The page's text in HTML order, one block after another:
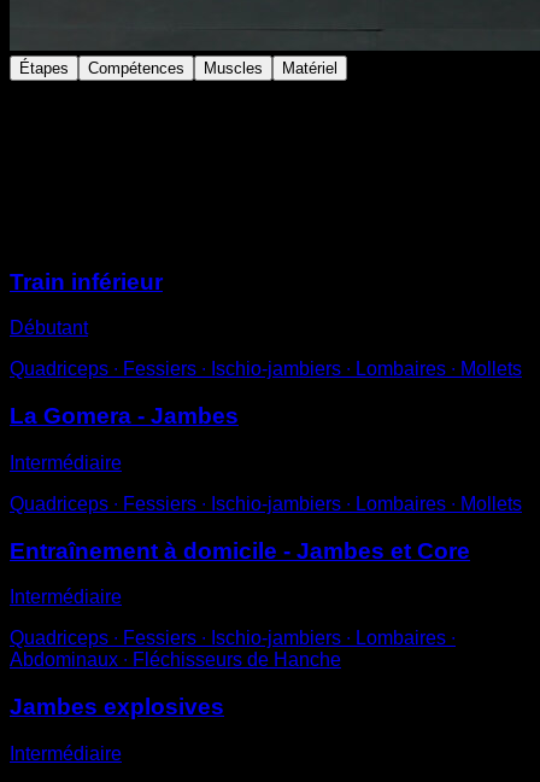
Étapes Compétences Muscles Matériel
Train inférieur
Débutant
Quadriceps ∙ Fessiers ∙ Ischio-jambiers ∙ Lombaires ∙ Mollets
La Gomera - Jambes
Intermédiaire
Quadriceps ∙ Fessiers ∙ Ischio-jambiers ∙ Lombaires ∙ Mollets
Entraînement à domicile - Jambes et Core
Intermédiaire
Quadriceps ∙ Fessiers ∙ Ischio-jambiers ∙ Lombaires ∙
Abdominaux ∙ Fléchisseurs de Hanche
Jambes explosives
Intermédiaire